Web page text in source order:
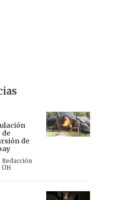
de
de
Redacción
ÚH